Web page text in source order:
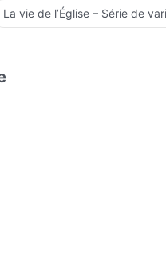
La vie de l’Église – Série de